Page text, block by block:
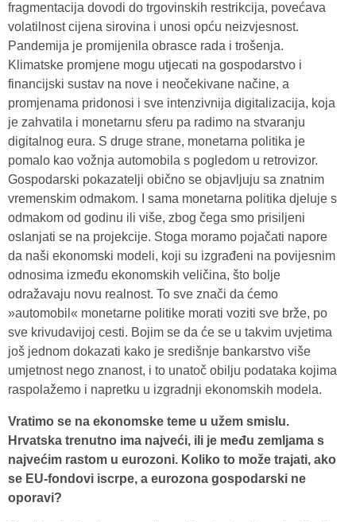
fragmentacija dovodi do trgovinskih restrikcija, povećava
volatilnost cijena sirovina i unosi opću neizvjesnost.
Pandemija je promijenila obrasce rada i trošenja.
Klimatske promjene mogu utjecati na gospodarstvo i
financijski sustav na nove i neočekivane načine, a
promjenama pridonosi i sve intenzivnija digitalizacija, koja
je zahvatila i monetarnu sferu pa radimo na stvaranju
digitalnog eura. S druge strane, monetarna politika je
pomalo kao vožnja automobila s pogledom u retrovizor.
Gospodarski pokazatelji obično se objavljuju sa znatnim
vremenskim odmakom. I sama monetarna politika djeluje s
odmakom od godinu ili više, zbog čega smo prisiljeni
oslanjati se na projekcije. Stoga moramo pojačati napore
da naši ekonomski modeli, koji su izgrađeni na povijesnim
odnosima između ekonomskih veličina, što bolje
odražavaju novu realnost. To sve znači da ćemo
»automobil« monetarne politike morati voziti sve brže, po
sve krivudavijoj cesti. Bojim se da će se u takvim uvjetima
još jednom dokazati kako je središnje bankarstvo više
umjetnost nego znanost, i to unatoč obilju podataka kojima
raspolažemo i napretku u izgradnji ekonomskih modela.
Vratimo se na ekonomske teme u užem smislu.
Hrvatska trenutno ima najveći, ili je među zemljama s
najvećim rastom u eurozoni. Koliko to može trajati, ako
se EU-fondovi iscrpe, a eurozona gospodarski ne
oporavi?